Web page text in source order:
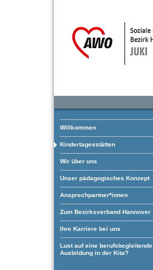
Willkommen
Kindertagesstätten
Wir über uns
Unser pädagogisches Konzept
Ansprechpartner*innen
Zum Bezirksverband Hannover
Ihre Karriere bei uns
Lust auf eine berufsbegleitende
Ausbildung in der Kita?